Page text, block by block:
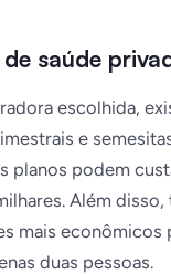
saúde
escolhida,
e
planos podem
Além disso,
mais econômicos
duas pessoas.